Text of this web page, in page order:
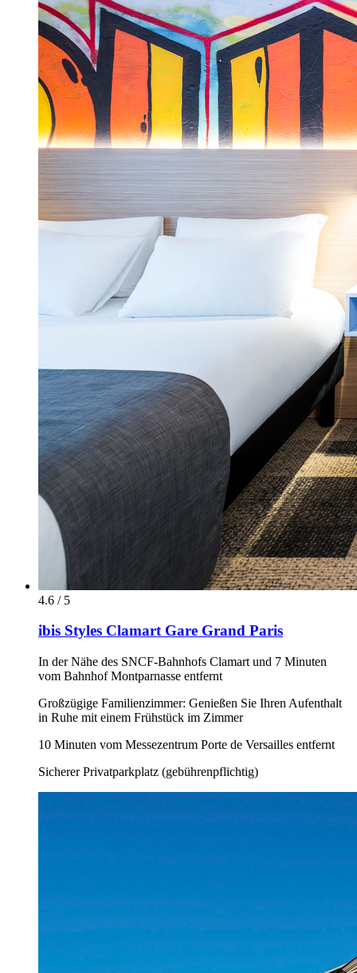
4.6 / 5
ibis Styles Clamart Gare Grand Paris
In der Nähe des SNCF-Bahnhofs Clamart und 7 Minuten
vom Bahnhof Montparnasse entfernt
Großzügige Familienzimmer: Genießen Sie Ihren Aufenthalt
in Ruhe mit einem Frühstück im Zimmer
10 Minuten vom Messezentrum Porte de Versailles entfernt
Sicherer Privatparkplatz (gebührenpflichtig)